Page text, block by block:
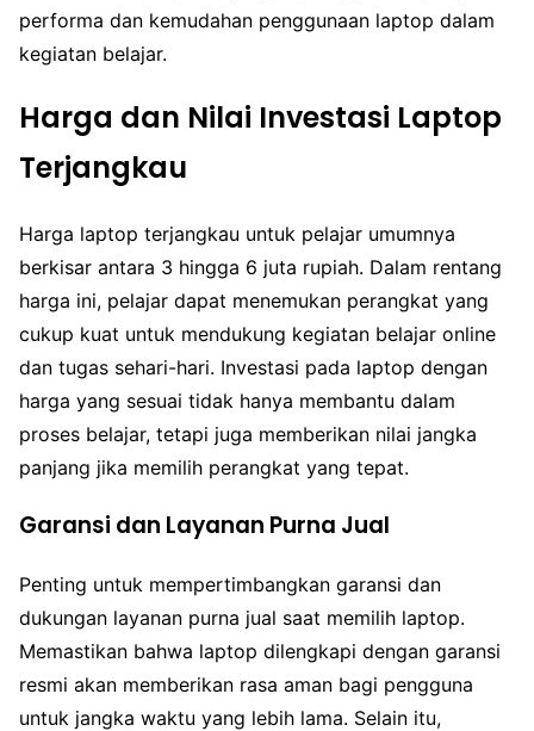
performa dan kemudahan penggunaan laptop dalam
kegiatan belajar.
Harga dan Nilai Investasi Laptop
Terjangkau
Harga laptop terjangkau untuk pelajar umumnya
berkisar antara 3 hingga 6 juta rupiah. Dalam rentang
harga ini, pelajar dapat menemukan perangkat yang
cukup kuat untuk mendukung kegiatan belajar online
dan tugas sehari-hari. Investasi pada laptop dengan
harga yang sesuai tidak hanya membantu dalam
proses belajar, tetapi juga memberikan nilai jangka
panjang jika memilih perangkat yang tepat.
Garansi dan Layanan Purna Jual
Penting untuk mempertimbangkan garansi dan
dukungan layanan purna jual saat memilih laptop.
Memastikan bahwa laptop dilengkapi dengan garansi
resmi akan memberikan rasa aman bagi pengguna
untuk jangka waktu yang lebih lama. Selain itu,